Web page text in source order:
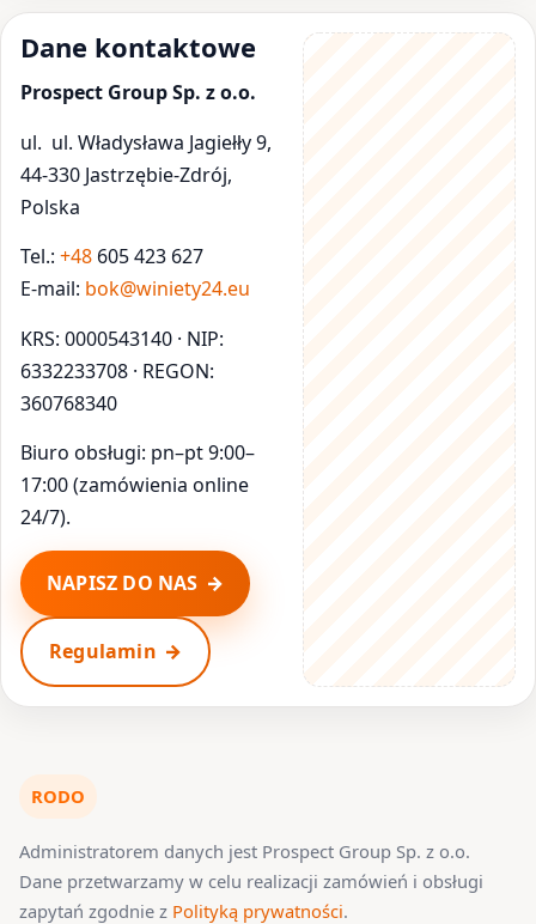
Dane kontaktowe
Prospect Group Sp. z o.o.
ul. ul. Władysława Jagiełły 9,
44-330 Jastrzębie-Zdrój,
Polska
Tel.: +48 605 423 627
E-mail: bok@winiety24.eu
KRS: 0000543140 · NIP:
6332233708 · REGON:
360768340
Biuro obsługi: pn–pt 9:00–
17:00 (zamówienia online
24/7).
NAPISZ DO NAS
Regulamin
RODO
Administratorem danych jest Prospect Group Sp. z o.o.
Dane przetwarzamy w celu realizacji zamówień i obsługi
zapytań zgodnie z Polityką prywatności.